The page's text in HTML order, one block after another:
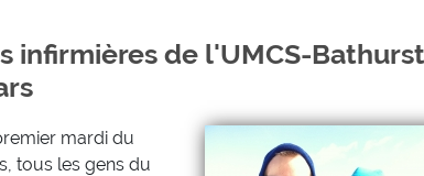
infirmières de l'UMCS-
mardi du
tous les gens du